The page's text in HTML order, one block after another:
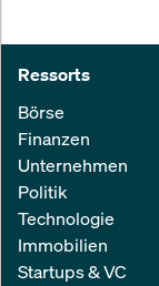
Ressorts
Börse
Finanzen
Unternehmen
Politik
Technologie
Immobilien
Startups & VC